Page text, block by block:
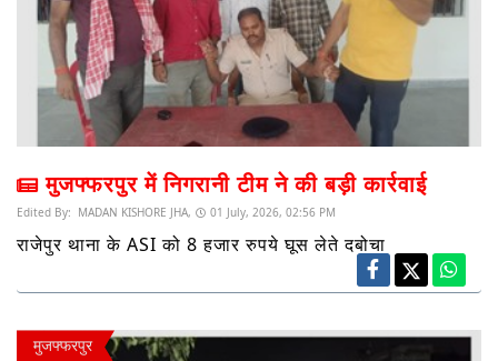
मुजफ्फरपुर में निगरानी टीम ने की बड़ी कार्रवाई
Edited By: MADAN KISHORE JHA, 01 July, 2026, 02:56 PM
राजेपुर थाना के ASI को 8 हजार रुपये घूस लेते दबोचा
मुजफ्फरपुर